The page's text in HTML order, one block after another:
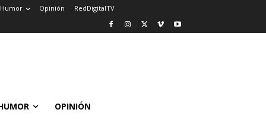
Humor Opinión RedDigitalTV
OPINIÓN